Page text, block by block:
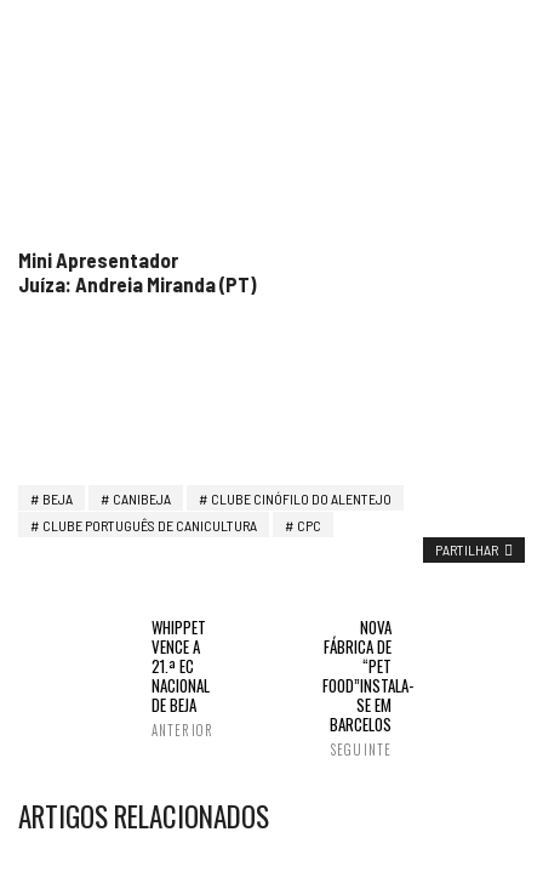
Mini Apresentador
Juíza: Andreia Miranda (PT)
BEJA CANIBEJA
CLUBE CINÓFILO DO ALENTEJO
CLUBE PORTUGUÊS DE CANICULTURA
CPC
PARTILHAR
WHIPPET
VENCE A
21.ª EC
NACIONAL
DE BEJA
ANTERIOR
NOVA
FÁBRICA DE
“PET
FOOD”INSTALA-
SE EM
BARCELOS
SEGUINTE
ARTIGOS RELACIONADOS